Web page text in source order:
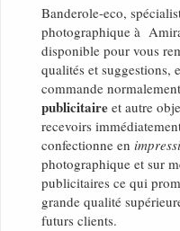
Banderole-eco,
photographique à
disponible pour vous
qualités et suggestions,
commande
publicitaire et autre
recevoirs
confectionne en
photographique et sur
publicitaires ce qui
grande qualité
futurs clients.